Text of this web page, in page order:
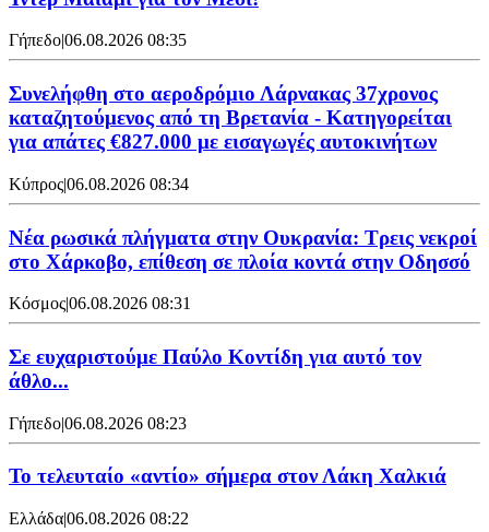
Γήπεδο|06.08.2026 08:35
Συνελήφθη στο αεροδρόμιο Λάρνακας 37χρονος
καταζητούμενος από τη Βρετανία - Κατηγορείται
για απάτες €827.000 με εισαγωγές αυτοκινήτων
Κύπρος|06.08.2026 08:34
Νέα ρωσικά πλήγματα στην Ουκρανία: Τρεις νεκροί
στο Χάρκοβο, επίθεση σε πλοία κοντά στην Οδησσό
Κόσμος|06.08.2026 08:31
Σε ευχαριστούμε Παύλο Κοντίδη για αυτό τον
άθλο...
Γήπεδο|06.08.2026 08:23
Το τελευταίο «αντίο» σήμερα στον Λάκη Χαλκιά
Ελλάδα|06.08.2026 08:22